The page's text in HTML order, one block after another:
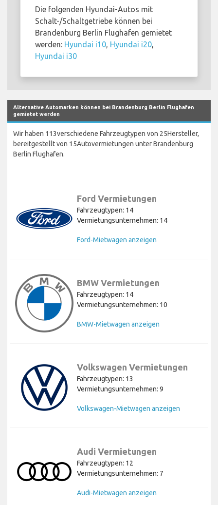
Die folgenden Hyundai-Autos mit
Schalt-/Schaltgetriebe können bei
Brandenburg Berlin Flughafen gemietet
werden: Hyundai i10 Hyundai i20
Hyundai i30
Alternative Automarken können bei Brandenburg Berlin Flughafen
gemietet werden
Wir haben 113verschiedene Fahrzeugtypen von 25Hersteller,
bereitgestellt von 15Autovermietungen unter Brandenburg
Berlin Flughafen.
Ford Vermietungen
Fahrzeugtypen: 14
Vermietungsunternehmen: 14
Ford-Mietwagen anzeigen
BMW Vermietungen
Fahrzeugtypen: 14
Vermietungsunternehmen: 10
BMW-Mietwagen anzeigen
Volkswagen Vermietungen
Fahrzeugtypen: 13
Vermietungsunternehmen: 9
Volkswagen-Mietwagen anzeigen
Audi Vermietungen
Fahrzeugtypen: 12
Vermietungsunternehmen: 7
Audi-Mietwagen anzeigen